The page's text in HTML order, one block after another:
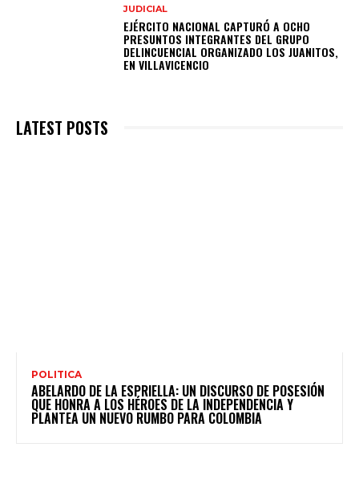
JUDICIAL
EJÉRCITO NACIONAL CAPTURÓ A OCHO
PRESUNTOS INTEGRANTES DEL GRUPO
DELINCUENCIAL ORGANIZADO LOS JUANITOS,
EN VILLAVICENCIO
LATEST POSTS
POLITICA
ABELARDO DE LA ESPRIELLA: UN DISCURSO DE POSESIÓN
QUE HONRA A LOS HÉROES DE LA INDEPENDENCIA Y
PLANTEA UN NUEVO RUMBO PARA COLOMBIA